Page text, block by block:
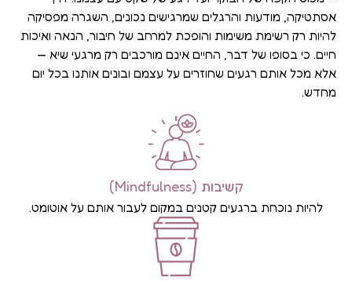
אסתטיקה, מודעות והרגלים שמרגישים נכונים, השגרה מפסיקה
להיות רק רשימת משימות והופכת למרחב של חיבור, הנאה ואיכות
חיים. כי בסופו של דבר, החיים אינם מורכבים רק מרגעי שיא —
אלא מכל אותם רגעים שחוזרים על עצמם ובונים אותנו בכל יום
מחדש.
קשיבות (Mindfulness)
להיות נוכחת ברגעים קטנים במקום לעבור אותם על אוטומט.